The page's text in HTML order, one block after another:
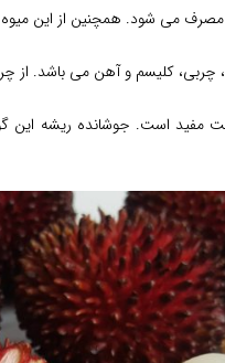
می شود. همچنین از این
چربی، کلیسم و آهن می باشد. از
مفید است. جوشانده ریشه این